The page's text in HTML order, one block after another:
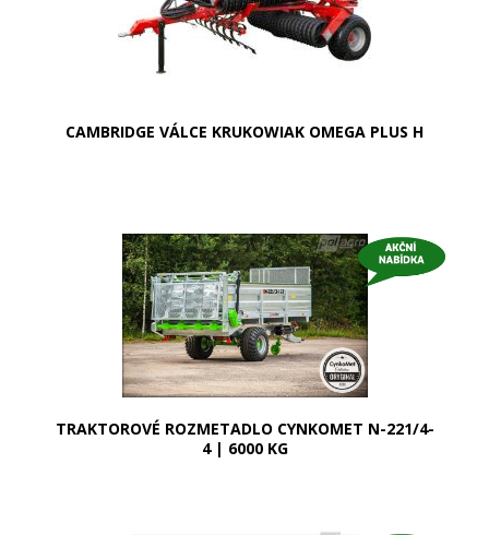
CAMBRIDGE VÁLCE KRUKOWIAK OMEGA PLUS H
TRAKTOROVÉ ROZMETADLO CYNKOMET N-221/4-
4 | 6000 KG